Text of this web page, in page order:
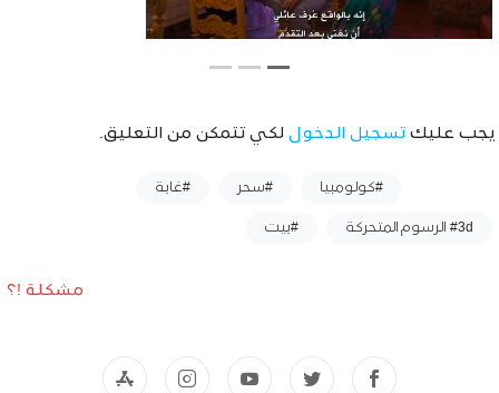
يجب عليك تسجيل الدخول لكي تتمكن من التعليق.
#كولومبيا #سحر #غابة
#3d الرسوم المتحركة #بيت
مشكلة !؟